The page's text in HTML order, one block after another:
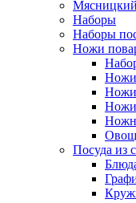
Наборы
Наборы
Ножи
Ножи
Ножи
Ножи
Посуда из